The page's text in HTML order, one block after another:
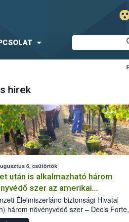
hírek
6, csütörtök
után is alkalmazható három
szer az amerikai
ellen
Élelmiszerlánc-biztonsági Hivatal
három növényvédő szer – Decis Forte,
24 EW, Oroganic – engedélyokiratát